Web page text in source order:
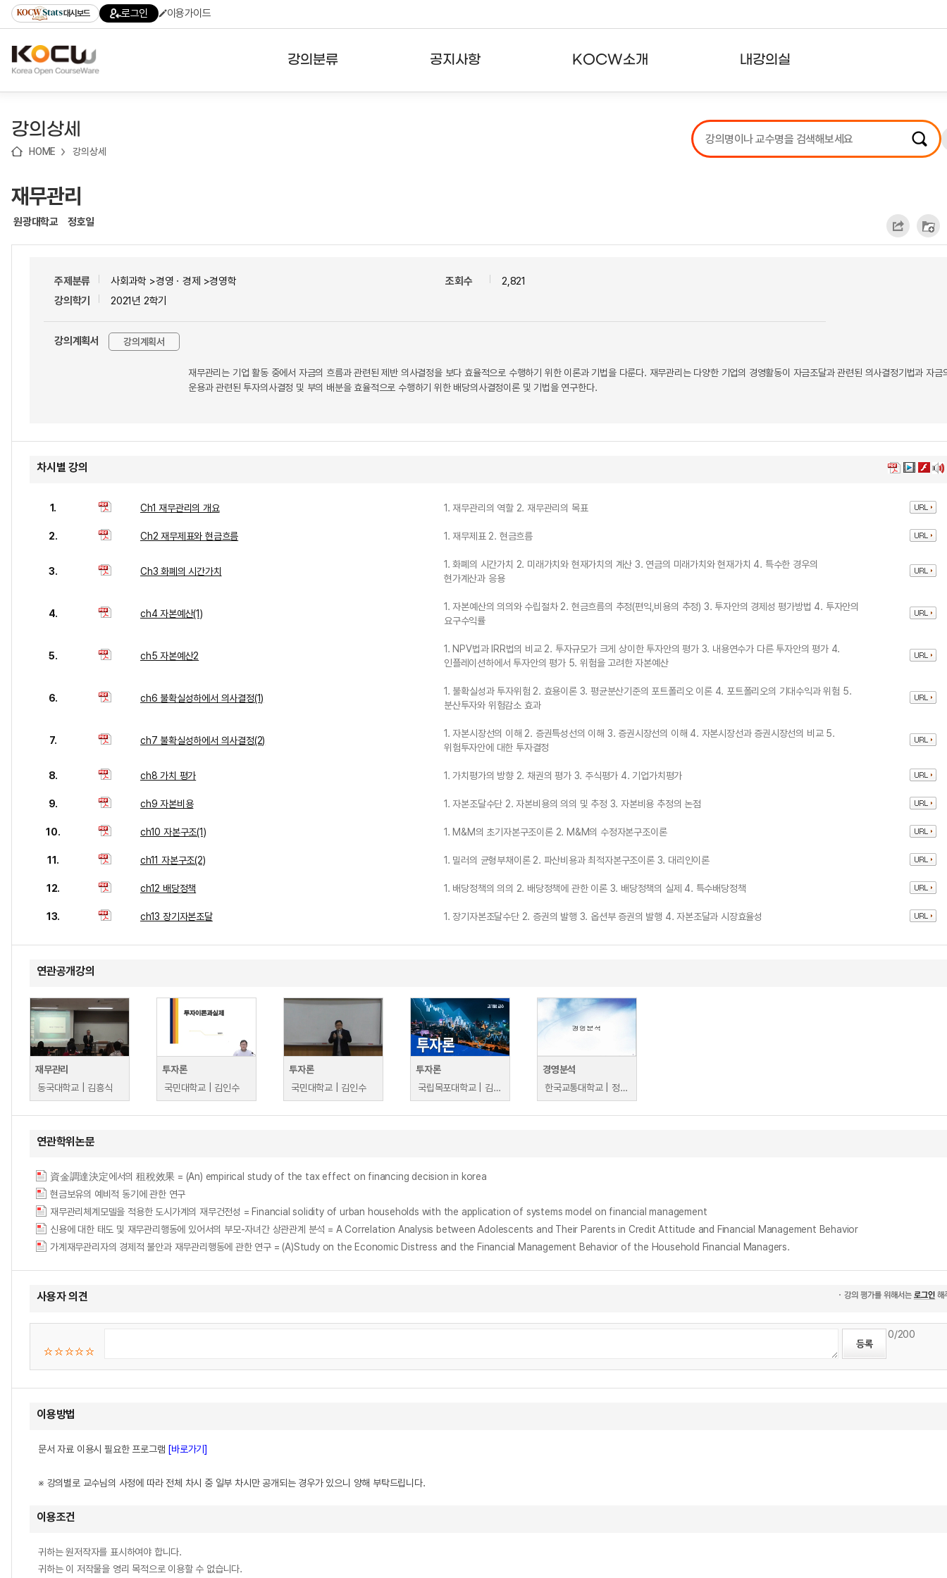
기
기
기
content)
가
대시보드 로그인 이용가이드
강의분류 공지사항 KOCW소개 내강의실
강의리스트
수강확인증강의
강의상세
HOME 강의상세
재무관리
원광대학교 정호일
주제분류
사회과학 >경영ㆍ경제 >경영학
강의학기
2021년 2학기
조회수 2,821
강의계획서 강의계획서
재무관리는 기업 활동 중에서 자금의 흐름과 관련된 제반 의사결정을 보다 효율적으로 수행하기 위한 이론과 기법을 다룬다. 재무관리는 다양한 기업의 경영활동이 자금조달과 관련된 의사결정기법과 자금
운용과 관련된 투자의사결정 및 부의 배분을 효율적으로 수행하기 위한 배당의사결정이론 및 기법을 연구한다.
차시별 강의
1. Ch1 재무관리의 개요 1. 재무관리의 역할 2. 재무관리의 목표
2. Ch2 재무제표와 현금흐름 1. 재무제표 2. 현금흐름
3. Ch3 화폐의 시간가치
1. 화폐의 시간가치 2. 미래가치와 현재가치의 계산 3. 연금의 미래가치와 현재가치 4. 특수한 경우의
현가계산과 응용
4. ch4 자본예산(1)
1. 자본예산의 의의와 수립절차 2. 현금흐름의 추정(편익,비용의 추정) 3. 투자안의 경제성 평가방법 4. 투자안의
요구수익률
5. ch5 자본예산2
1. NPV법과 IRR법의 비교 2. 투자규모가 크게 상이한 투자안의 평가 3. 내용연수가 다른 투자안의 평가 4.
인플레이션하에서 투자안의 평가 5. 위험을 고려한 자본예산
6. ch6 불확실성하에서 의사결정(1)
1. 불확실성과 투자위험 2. 효용이론 3. 평균분산기준의 포트폴리오 이론 4. 포트폴리오의 기대수익과 위험 5.
분산투자와 위험감소 효과
7. ch7 불확실성하에서 의사결정(2)
1. 자본시장선의 이해 2. 증권특성선의 이해 3. 증권시장선의 이해 4. 자본시장선과 증권시장선의 비교 5.
위험투자안에 대한 투자결정
8. ch8 가치 평가 1. 가치평가의 방향 2. 채권의 평가 3. 주식평가 4. 기업가치평가
9. ch9 자본비용 1. 자본조달수단 2. 자본비용의 의의 및 추정 3. 자본비용 추정의 논점
10. ch10 자본구조(1) 1. M&M의 초기자본구조이론 2. M&M의 수정자본구조이론
11. ch11 자본구조(2) 1. 밀러의 균형부채이론 2. 파산비용과 최적자본구조이론 3. 대리인이론
12. ch12 배당정책 1. 배당정책의 의의 2. 배당정책에 관한 이론 3. 배당정책의 실제 4. 특수배당정책
13. ch13 장기자본조달 1. 장기자본조달수단 2. 증권의 발행 3. 옵션부 증권의 발행 4. 자본조달과 시장효율성
연관공개강의
재무관리
동국대학교 | 김흥식
투자론
국민대학교 | 김인수
투자론
국민대학교 | 김인수
투자론
국립목포대학교 | 김기범
경영분석
한국교통대학교 | 정기만
연관학위논문
資金調達決定에서의 租稅效果 = (An) empirical study of the tax effect on financing decision in korea
현금보유의 예비적 동기에 관한 연구
재무관리체계모델을 적용한 도시가계의 재무건전성 = Financial solidity of urban households with the application of systems model on financial management
신용에 대한 태도 및 재무관리행동에 있어서의 부모-자녀간 상관관계 분석 = A Correlation Analysis between Adolescents and Their Parents in Credit Attitude and Financial Management Behavior
가계재무관리자의 경제적 불안과 재무관리행동에 관한 연구 = (A)Study on the Economic Distress and the Financial Management Behavior of the Household Financial Managers.
사용자 의견
0/200
이용방법
문서 자료 이용시 필요한 프로그램 [바로가기]
※ 강의별로 교수님의 사정에 따라 전체 차시 중 일부 차시만 공개되는 경우가 있으니 양해 부탁드립니다.
이용조건
귀하는 원저작자를 표시하여야 합니다.
귀하는 이 저작물을 영리 목적으로 이용할 수 없습니다.